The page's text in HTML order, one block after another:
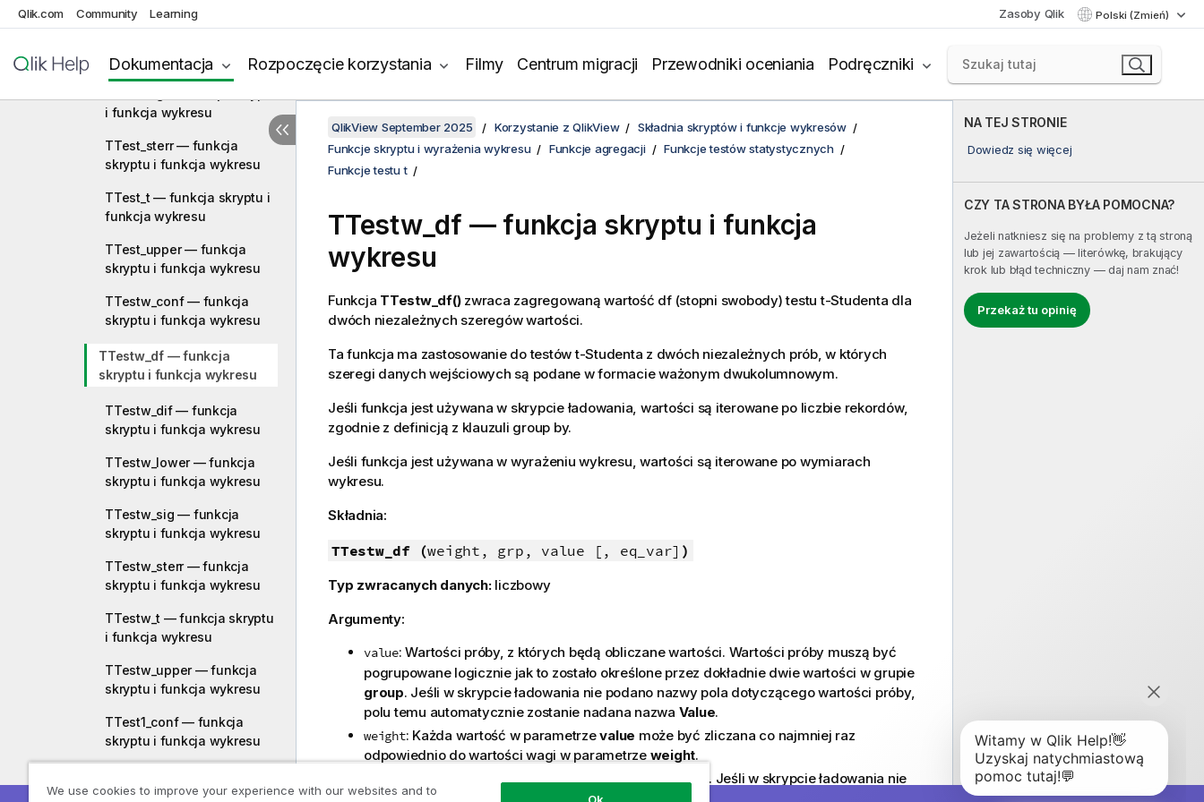
Qlik.com Community Learning Zasoby Qlik Polski (Zmień)
Dokumentacja Rozpoczęcie korzystania Filmy Centrum migracji Przewodniki oceniania Podręczniki
i funkcja wykresu
skryptu i funkcja wykresu
i funkcja wykresu
TTest_sterr — funkcja
skryptu i funkcja wykresu
TTest_t — funkcja skryptu i
funkcja wykresu
TTest_upper — funkcja
skryptu i funkcja wykresu
TTestw_conf — funkcja
skryptu i funkcja wykresu
TTestw_df — funkcja
skryptu i funkcja wykresu
TTestw_dif — funkcja
skryptu i funkcja wykresu
TTestw_lower — funkcja
skryptu i funkcja wykresu
TTestw_sig — funkcja
skryptu i funkcja wykresu
TTestw_sterr — funkcja
skryptu i funkcja wykresu
TTestw_t — funkcja skryptu
i funkcja wykresu
TTestw_upper — funkcja
skryptu i funkcja wykresu
TTest1_conf — funkcja
skryptu i funkcja wykresu
i funkcja wykresu
NA TEJ STRONIE
Dowiedz się więcej
CZY TA STRONA BYŁA POMOCNA?
Jeżeli natkniesz się na problemy z tą stroną
lub jej zawartością — literówkę, brakujący
krok lub błąd techniczny — daj nam znać!
Przekaż tu opinię
QlikView September 2025 Korzystanie z QlikView
Składnia skryptów i funkcje wykresów
Funkcje skryptu i wyrażenia wykresu
Funkcje agregacji
Funkcje testów statystycznych
Funkcje testu t
TTestw_df — funkcja skryptu i funkcja
wykresu
Funkcja TTestw_df()zwraca zagregowaną wartość df (stopni swobody) testu t-Studenta dla
dwóch niezależnych szeregów wartości.
Ta funkcja ma zastosowanie do testów t-Studenta z dwóch niezależnych prób, w których
szeregi danych wejściowych są podane w formacie ważonym dwukolumnowym.
Jeśli funkcja jest używana w skrypcie ładowania, wartości są iterowane po liczbie rekordów,
zgodnie z definicją z klauzuli group by.
Jeśli funkcja jest używana w wyrażeniu wykresu, wartości są iterowane po wymiarach
wykresu.
Składnia:
TTestw_df (weight, grp, value [, eq_var] )
Typ zwracanych danych: liczbowy
Argumenty:
value: Wartości próby, z których będą obliczane wartości. Wartości próby muszą być
pogrupowane logicznie jak to zostało określone przez dokładnie dwie wartości w grupie
group. Jeśli w skrypcie ładowania nie podano nazwy pola dotyczącego wartości próby,
polu temu automatycznie zostanie nadana nazwa Value.
weight: Każda wartość w parametrzevalue może być zliczana co najmniej raz
odpowiednio do wartości wagi w parametrze weight.
: Pole zawierające nazwy każdej z dwóch grup prób. Jeśli w skrypcie ładowania nie
podano nazwy pola dotyczącego grupy, polu temu automatycznie zostanie nadana
We use cookies to improve your experience with our websites and to